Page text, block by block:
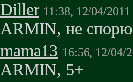
Diller 11:38, 12/04/2011
ARMIN, не
mama13 16:56, 12/04/
ARMIN, 5+